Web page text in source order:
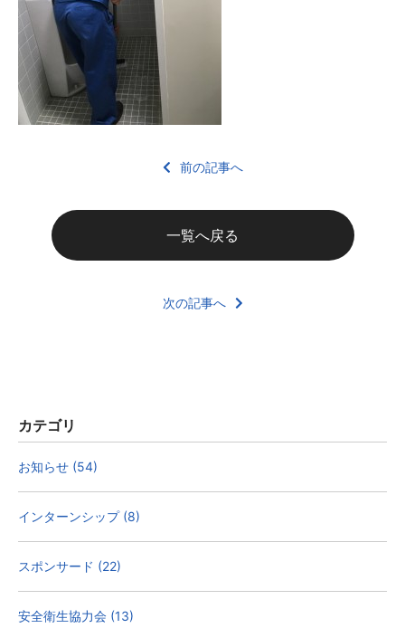
前の記事へ
一覧へ戻る
次の記事へ
カテゴリ
お知らせ (54)
インターンシップ (8)
スポンサード (22)
安全衛生協力会 (13)